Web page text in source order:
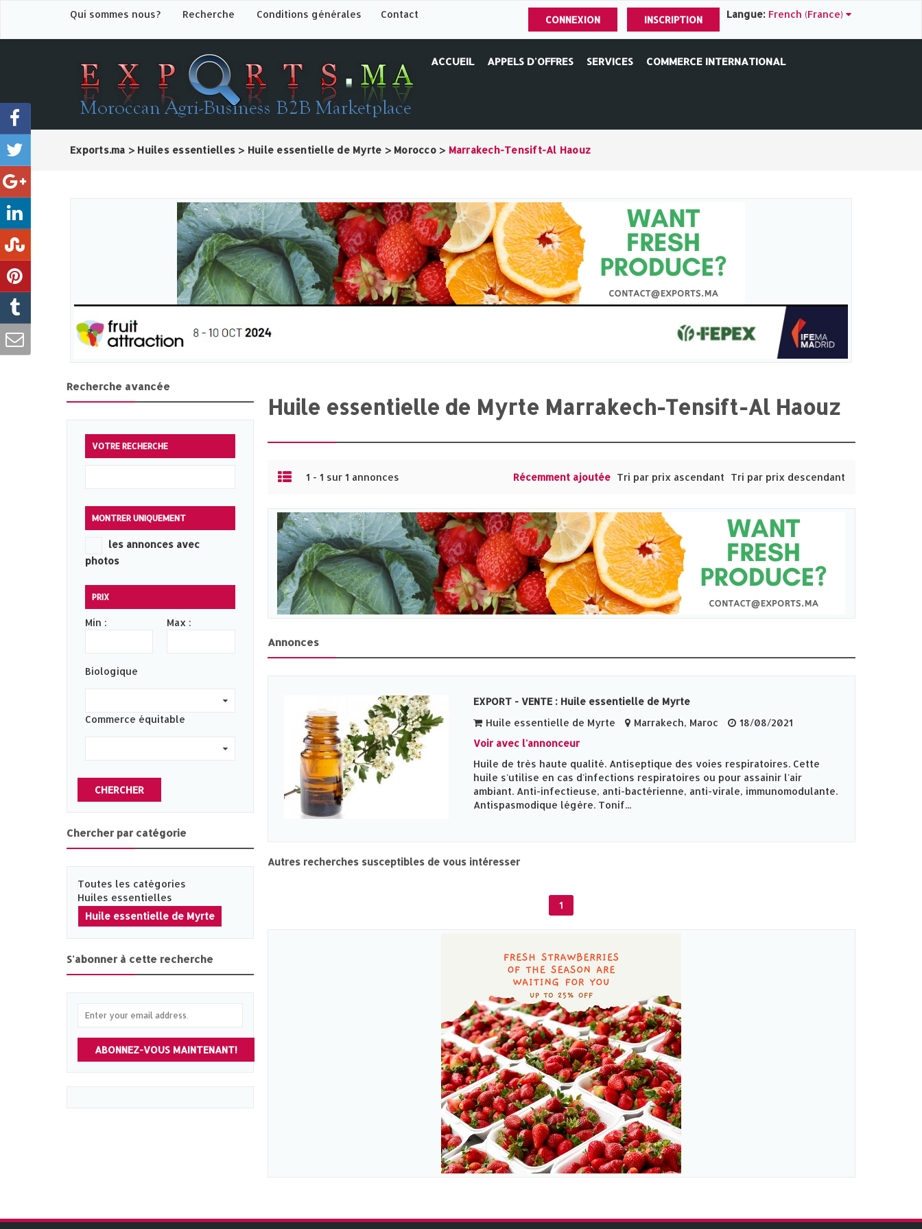
Langue: French (France)
Qui sommes nous? Recherche Conditions générales Contact CONNEXION INSCRIPTION
ACCUEIL APPELS D'OFFRES SERVICES COMMERCE INTERNATIONAL
Exports.ma > Huiles essentielles > Huile essentielle de Myrte > Morocco > Marrakech-Tensift-Al Haouz
Recherche avancée
VOTRE RECHERCHE
MONTRER UNIQUEMENT
les annonces avec
photos
PRIX
Min : Max :
Biologique
Commerce équitable
CHERCHER
Chercher par catégorie
Toutes les catégories
Huiles essentielles
Huile essentielle de Myrte
S'abonner à cette recherche
ABONNEZ-VOUS MAINTENANT!
Huile essentielle de Myrte Marrakech-Tensift-Al Haouz
1 - 1 sur 1 annonces Récemment ajoutée Tri par prix ascendant Tri par prix descendant
Annonces
EXPORT - VENTE : Huile essentielle de Myrte
Huile essentielle de Myrte
Marrakech, Maroc
18/08/2021
Voir avec l'annonceur
Huile de très haute qualité. Antiseptique des voies respiratoires. Cette
huile s'utilise en cas d'infections respiratoires ou pour assainir l'air
ambiant. Anti-infectieuse, anti-bactérienne, anti-virale, immunomodulante.
Antispasmodique légère. Tonif...
Autres recherches susceptibles de vous intéresser
1